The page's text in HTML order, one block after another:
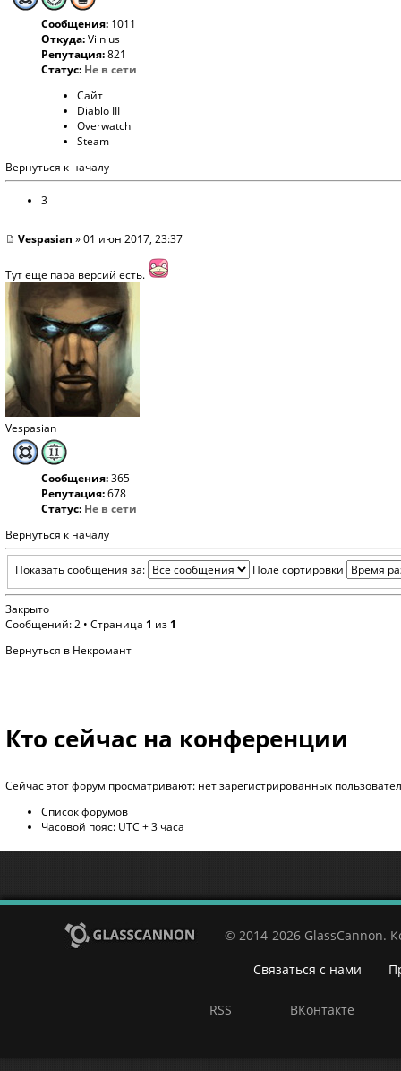
Сообщения: 1011
Откуда:Vilnius
Репутация:821
Статус: Не в сети
Сайт
Diablo III
Overwatch
Steam
Вернуться к началу
3
Vespasian » 01 июн 2017, 23:37
Тутещё пара версий есть.
Vespasian
Сообщения:365
Репутация:678
Статус: Не в сети
Вернуться к началу
Показать сообщения за: Поле сортировки
Закрыто
Сообщений: 2 • Страница 1 из 1
Вернуться в Некромант
Кто сейчас на конференции
Сейчас этот форум просматривают: нет зарегистрированных
Список форумов
Часовой пояс: UTC + 3 часа
© 2014-2026 GlassCannon.
Связаться с нами
RSS ВКонтакте